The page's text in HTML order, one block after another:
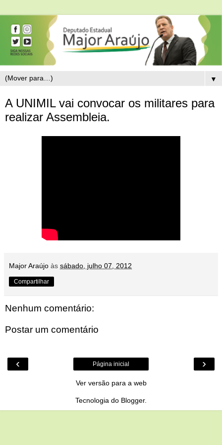
▼
A UNIMIL vai convocar os militares para
realizar Assembleia.
Major Araújo às sábado, julho 07, 2012
Compartilhar
Nenhum comentário:
Postar um comentário
‹ ›
Página inicial
Ver versão para a web
Tecnologia do Blogger.